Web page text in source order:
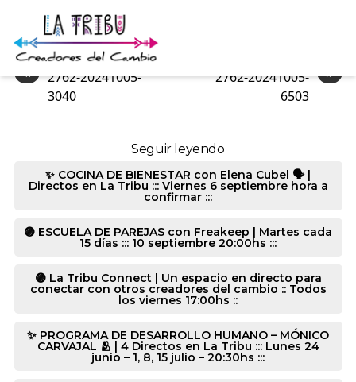
2762-20241005-6582
«
2762-20241005-
3040
»
2762-20241005-
6503
Seguir leyendo
✨ COCINA DE BIENESTAR con Elena Cubel 🗣️ |
Directos en La Tribu ::: Viernes 6 septiembre hora a
confirmar :::
🟣 ESCUELA DE PAREJAS con Freakeep | Martes cada
15 días ::: 10 septiembre 20:00hs :::
🟣 La Tribu Connect | Un espacio en directo para
conectar con otros creadores del cambio :: Todos
los viernes 17:00hs ::
✨ PROGRAMA DE DESARROLLO HUMANO – MÓNICO
CARVAJAL 🫂 | 4 Directos en La Tribu ::: Lunes 24
junio – 1, 8, 15 julio – 20:30hs :::